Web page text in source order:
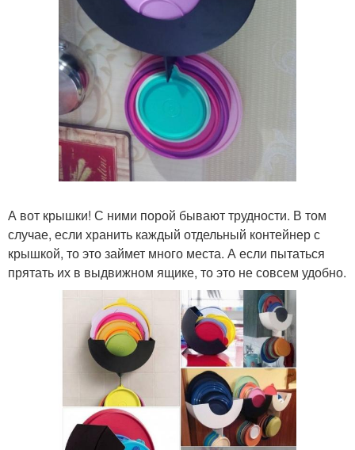
А вот крышки! С ними порой бывают трудности. В том
случае, если хранить каждый отдельный контейнер с
крышкой, то это займет много места. А если пытаться
прятать их в выдвижном ящике, то это не совсем удобно.